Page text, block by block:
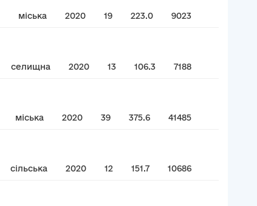
9023
223.0
19
2020
міська
7188
106.3
13
2020
селищна
41485
375.6
39
2020
міська
10686
151.7
12
2020
сільська